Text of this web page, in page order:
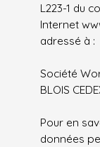
L223-1 du
Internet
adressé à :
Société
BLOIS
Pour en
données